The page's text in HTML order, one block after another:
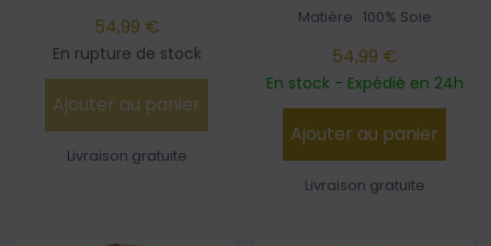
54,99 €
En rupture de stock
Ajouter au panier
Livraison gratuite
Matière : 100% Soie
54,99 €
En stock - Expédié en 24h
Ajouter au panier
Livraison gratuite